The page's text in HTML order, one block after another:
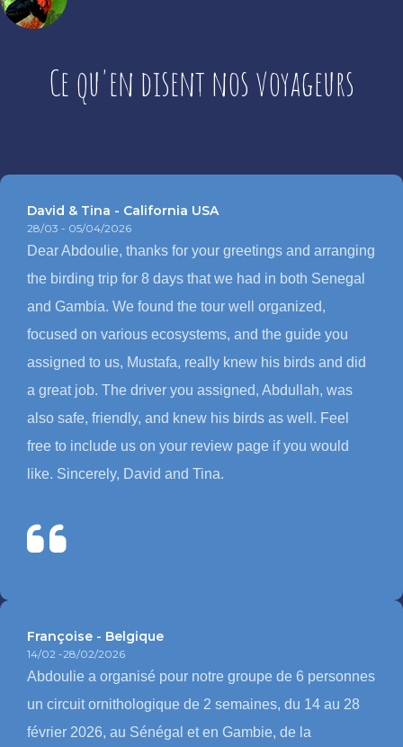
Ce qu'en disent nos voyageurs
David & Tina - California USA
28/03 - 05/04/2026
Dear Abdoulie, thanks for your greetings and arranging
the birding trip for 8 days that we had in both Senegal
and Gambia. We found the tour well organized,
focused on various ecosystems, and the guide you
assigned to us, Mustafa, really knew his birds and did
a great job. The driver you assigned, Abdullah, was
also safe, friendly, and knew his birds as well. Feel
free to include us on your review page if you would
like. Sincerely, David and Tina.
Françoise - Belgique
14/02 -28/02/2026
Abdoulie a organisé pour notre groupe de 6 personnes
un circuit ornithologique de 2 semaines, du 14 au 28
février 2026, au Sénégal et en Gambie, de la